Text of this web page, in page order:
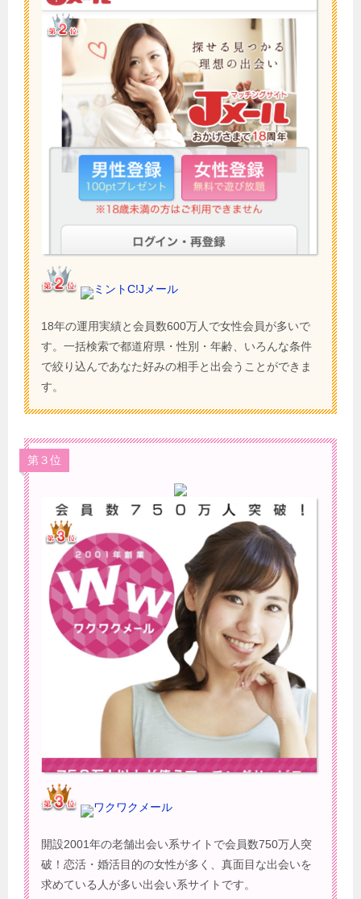
ミントC!Jメール
18年の運用実績と会員数600万人で女性会員が多いで
す。一括検索で都道府県・性別・年齢、いろんな条件
で絞り込んであなた好みの相手と出会うことができま
す。
第３位
ワクワクメール
開設2001年の老舗出会い系サイトで会員数750万人突
破！恋活・婚活目的の女性が多く、真面目な出会いを
求めている人が多い出会い系サイトです。